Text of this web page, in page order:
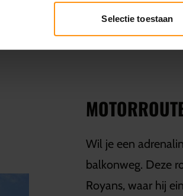
Selectie toestaan
Stap op deze weg en maak de
Wil je een
balkonweg. Deze
Royans, waar hij